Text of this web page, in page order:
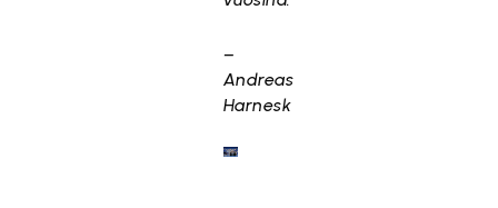
–
Andreas
Harnesk